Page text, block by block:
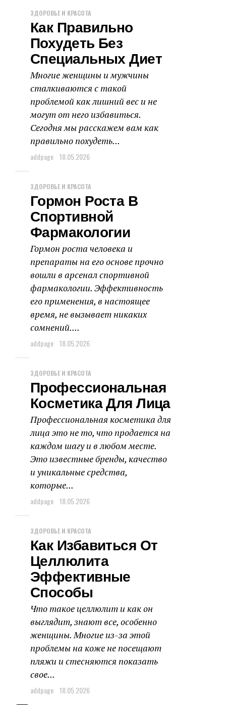
ЗДОРОВЬЕ И КРАСОТА
Как Правильно
Похудеть Без
Специальных Диет
Многие женщины и мужчины
сталкиваются с такой
проблемой как лишний вес и не
могут от него избавиться.
Сегодня мы расскажем вам как
правильно похудеть...
addpage 18.05.2026
ЗДОРОВЬЕ И КРАСОТА
Гормон Роста В
Спортивной
Фармакологии
Гормон роста человека и
препараты на его основе прочно
вошли в арсенал спортивной
фармакологии. Эффективность
его применения, в настоящее
время, не вызывает никаких
сомнений....
addpage 18.05.2026
ЗДОРОВЬЕ И КРАСОТА
Профессиональная
Косметика Для Лица
Профессиональная косметика для
лица это не то, что продается на
каждом шагу и в любом месте.
Это известные бренды, качество
и уникальные средства,
которые...
addpage 18.05.2026
ЗДОРОВЬЕ И КРАСОТА
Как Избавиться От
Целлюлита
Эффективные
Способы
Что такое целлюлит и как он
выглядит, знают все, особенно
женщины. Многие из-за этой
проблемы на коже не посещают
пляжи и стесняются показать
свое...
addpage 18.05.2026